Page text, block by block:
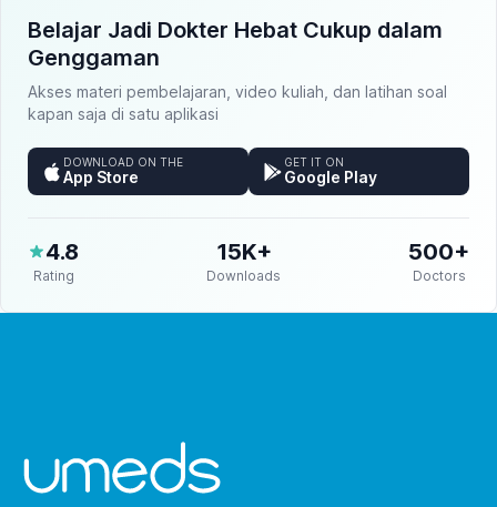
Belajar Jadi Dokter Hebat Cukup dalam
Genggaman
Akses materi pembelajaran, video kuliah, dan latihan soal
kapan saja di satu aplikasi
DOWNLOAD ON THE
App Store
GET IT ON
Google Play
4.8
Rating
15K+
Downloads
500+
Doctors